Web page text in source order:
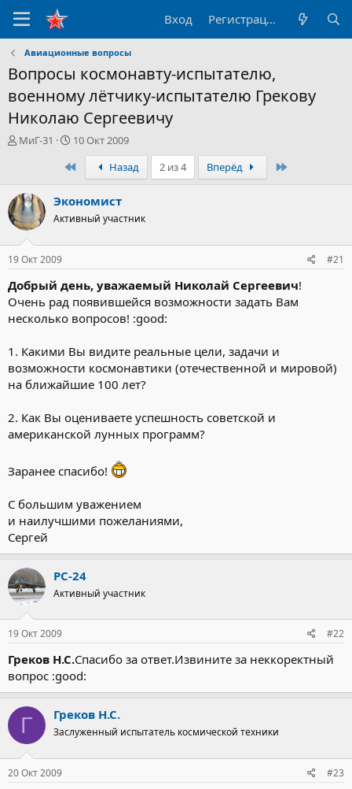
Вход Регистрация
Авиационные вопросы
Вопросы космонавту-испытателю,
военному лётчику-испытателю Грекову
Николаю Сергеевичу
А
р
т
е
м
ы
МиГ-31
Д
т
н
а
ч
10 Окт 2009
ПервыйНазад 2 из 4 Вперёд
Экономист
Активный участник
19 Окт 2009 #21
Добрый день, уважаемый Николай Сергеевич!
Очень рад появившейся возможности задать Вам
несколько вопросов! :good:
1. Какими Вы видите реальные цели, задачи и
возможности космонавтики (отечественной и мировой)
на ближайшие 100 лет?
2. Как Вы оцениваете успешность советской и
американской лунных программ?
Заранее спасибо!
С большим уважением
и наилучшими пожеланиями,
Сергей
РС-24
Активный участник
19 Окт 2009 #22
Греков Н.С.Спасибо за ответ.Извините за неккоректный
вопрос :good:
Г Греков Н.С.
Заслуженный испытатель космической техники
20 Окт 2009 #23